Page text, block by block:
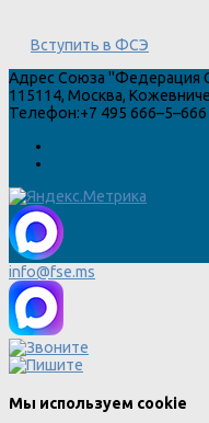
Вступить в ФСЭ
Адрес Союза "Федерация
115114, Москва,
Телефон:+7 495 666–5–666
info@fse.ms
Мы используем cookie